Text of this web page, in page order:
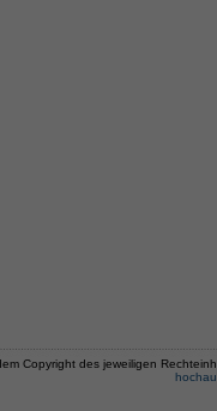
Copyright des jeweiligen